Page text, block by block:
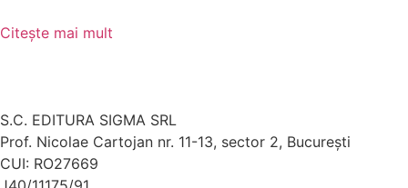
Citește mai mult
S.C. EDITURA SIGMA SRL
Prof. Nicolae Cartojan nr. 11-13, sector 2, București
CUI: RO27669